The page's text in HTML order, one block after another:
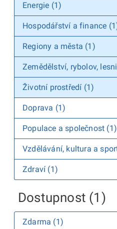
Energie (1)
Hospodářství a finance
Regiony a města (1)
Zemědělství, rybolov,
Životní prostředí (1)
Doprava (1)
Populace a společnost (1)
Vzdělávání, kultura a
Zdraví (1)
Dostupnost (1)
Zdarma (1)